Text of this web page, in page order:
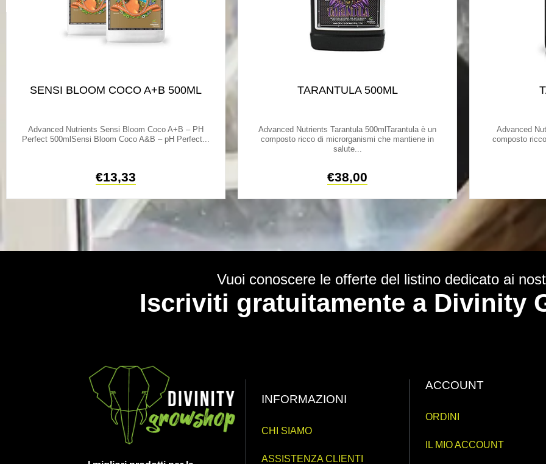
SENSI BLOOM COCO A+B 500ML
Advanced Nutrients Sensi Bloom Coco A+B – PH
Perfect 500mlSensi Bloom Coco A&B – pH Perfect...
€13,33
TARANTULA 500ML
Advanced Nutrients Tarantula 500mlTarantula è un
composto ricco di microrganismi che mantiene in
salute...
€38,00
Advanced
composto
Vuoi conoscere le offerte del listino dedicato ai
Iscriviti gratuitamente a Divinity
INFORMAZIONI
CHI SIAMO
ASSISTENZA CLIENTI
ACCOUNT
ORDINI
IL MIO ACCOUNT